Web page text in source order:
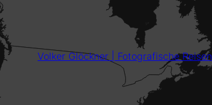
Volker Glöckner | Fotografische Reisen